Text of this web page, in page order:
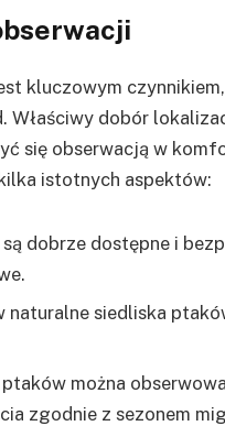
kluczowym
Właściwy dobór
się obserwacją w
istotnych aspektów:
dobrze dostępne i
siedliska
można
zgodnie z sezonem